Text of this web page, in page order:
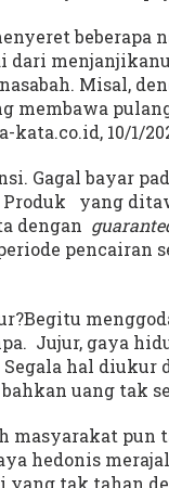
beberapa
dari
Misal,
membawa
10/1/
Gagal bayar
yang
dengan
Jujur, gaya
hal diukur
uang tak
masyarakat
hedonis
yang tak tahan